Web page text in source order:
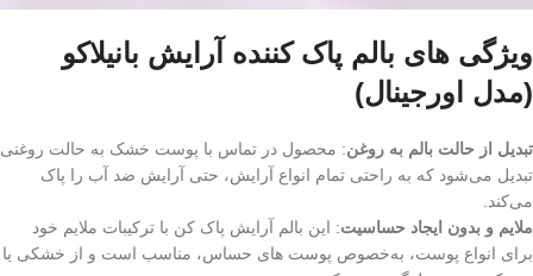
ویژگی های بالم پاک کننده آرایش بانیلاکو
(مدل اورجینال)
تبدیل از حالت بالم به روغن: محصول در تماس با پوست خشک به حالت روغنی
تبدیل می‌شود که به راحتی تمام انواع آرایش، حتی آرایش ضد آب را پاک
می‌کند.
ملایم و بدون ایجاد حساسیت: این بالم آرایش پاک کن با ترکیبات ملایم خود
برای انواع پوست، به‌خصوص پوست‌ های حساس، مناسب است و از خشکی یا